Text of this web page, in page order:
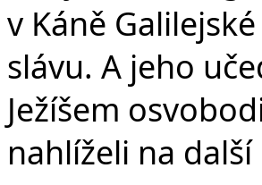
v Káně
slávu. A jeho
Ježíšem
nahlíželi na